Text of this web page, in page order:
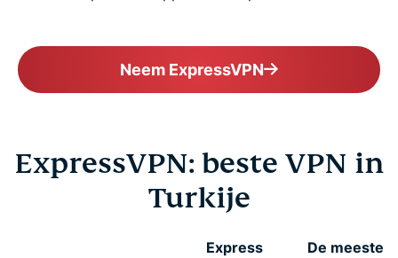
Neem ExpressVPN
ExpressVPN: beste VPN in
Turkije
Express
De meeste